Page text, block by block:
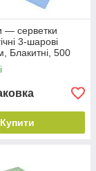
— серветки
3-шарові
Блакитні, 500
Купити